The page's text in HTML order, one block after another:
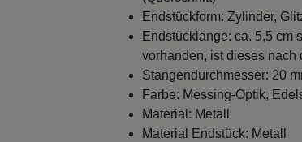
Endstückform: Zylinder,
Endstücklänge: ca. 5,5 cm
vorhanden, ist dieses nach
Stangendurchmesser: 20
Farbe: Messing-Optik,
Material: Metall
Material Endstück: Metall